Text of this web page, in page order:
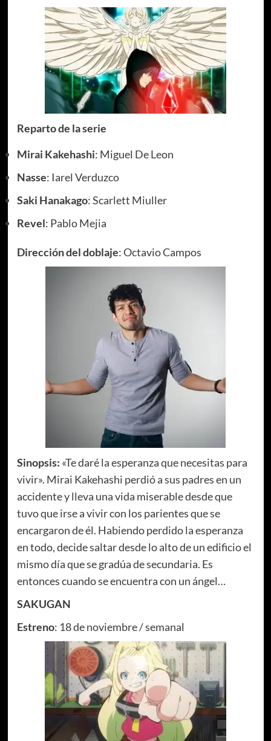
Reparto de la serie
Mirai Kakehashi: Miguel De Leon
Nasse: Iarel Verduzco
Saki Hanakago: Scarlett Miuller
Revel: Pablo Mejia
Dirección del doblaje: Octavio Campos
Sinopsis: «Te daré la esperanza que necesitas para
vivir». Mirai Kakehashi perdió a sus padres en un
accidente y lleva una vida miserable desde que
tuvo que irse a vivir con los parientes que se
encargaron de él. Habiendo perdido la esperanza
en todo, decide saltar desde lo alto de un edificio el
mismo día que se gradúa de secundaria. Es
entonces cuando se encuentra con un ángel…
SAKUGAN
Estreno: 18 de noviembre / semanal